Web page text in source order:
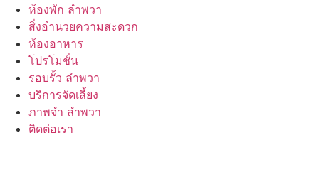
ห้องพัก ลำพวา
สิ่งอำนวยความสะดวก
ห้องอาหาร
โปรโมชั่น
รอบรั้ว ลำพวา
บริการจัดเลี้ยง
ภาพจำ ลำพวา
ติดต่อเรา